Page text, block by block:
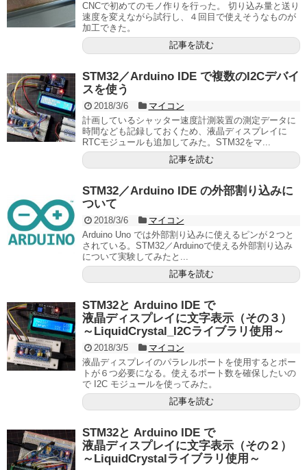
CNCで初めてのモノ作りを行った。 切り込み量と送り
速度を変えながら試行し、４回目で使えそうなものが
加工できた。
記事を読む
STM32／Arduino IDE で複数のI2Cデバイ
スを使う
2018/3/6
マイコン
計画しているシャッター速度計測装置の測定データに
時間なども記録しておくため、液晶ディスプレイに
RTCモジュールも追加してみた。STM32をマ...
記事を読む
STM32／Arduino IDE の外部割り込みに
ついて
2018/3/6
マイコン
Arduino Uno では外部割り込みに使えるピンが２つと
されている。STM32／Arduinoで使える外部割り込み
について実験してみたと...
記事を読む
STM32と Arduino IDE で
液晶ディスプレイに文字表示（その３）
～LiquidCrystal_I2Cライブラリ使用～
2018/3/5
マイコン
液晶ディスプレイのパラレルポートを使用するとポー
トが６つ必要になる。使えるポート数を確保したいの
で I2C モジュールを使ってみた。
記事を読む
STM32と Arduino IDE で
液晶ディスプレイに文字表示（その２）
～LiquidCrystalライブラリ使用～